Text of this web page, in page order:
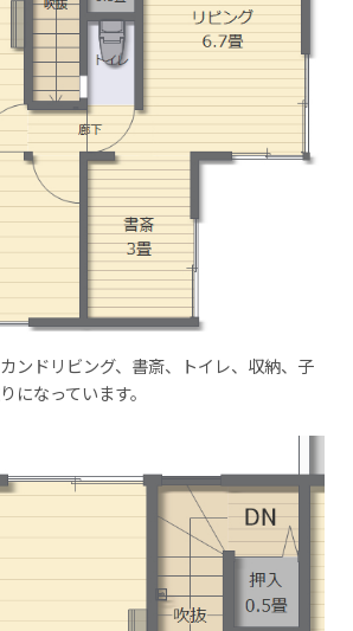
ンドリビング、書斎、トイレ、収納、子
になっています。